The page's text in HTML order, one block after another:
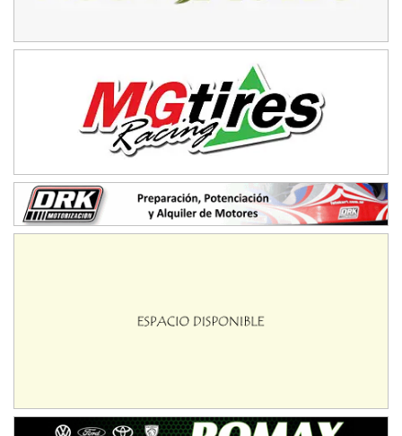
Nogoyá (Entre Ríos)
RIOJANO - F6
Ciudad de La Rioja (Asfalto)
La Rioja (La Rioja)
PROKART NEUQUINO - F6
Centenario (Neuquén)
CENTRO BONAERENSE - F6